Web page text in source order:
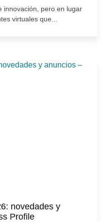
innovación, pero en lugar
virtuales que...
novedades y
Profile